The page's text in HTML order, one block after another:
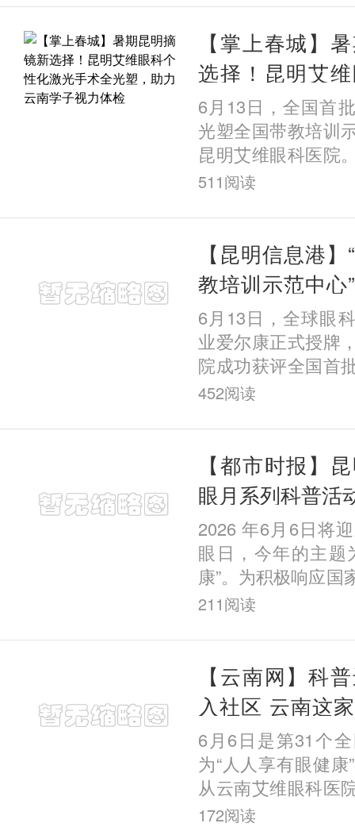
一份
【掌上春城】
选择！昆明艾
光手术全光塑
视力体检
6月13日，全国首
光塑全国带教培训
昆明艾维眼科医院
科医疗技术领军企
术领
511阅读
【昆明信息港
教培训示范中心
眼科 助力考生
通关视力体检
6月13日，全球眼
业爱尔康正式授牌
院成功获评全国首
塑全国带教培训示
个性
452阅读
【都市时报】
眼月系列科普活
2026 年6月6日将
眼日，今年的主题
康”。为积极响应国
号召，强化眼病防
昆明
211阅读
【云南网】科
入社区 云南这
月公益行动
6月6日是第31个
为“人人享有眼健
从云南艾维眼科医
昆明市委会直属经
172阅读